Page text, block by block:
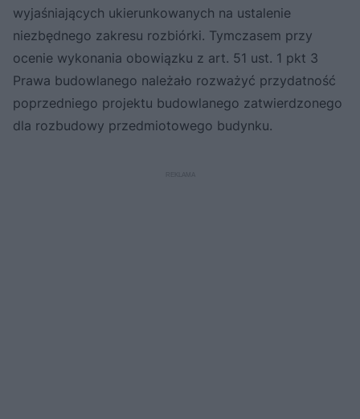
wyjaśniających ukierunkowanych na ustalenie
niezbędnego zakresu rozbiórki. Tymczasem przy
ocenie wykonania obowiązku z art. 51 ust. 1 pkt 3
Prawa budowlanego należało rozważyć przydatność
poprzedniego projektu budowlanego zatwierdzonego
dla rozbudowy przedmiotowego budynku.